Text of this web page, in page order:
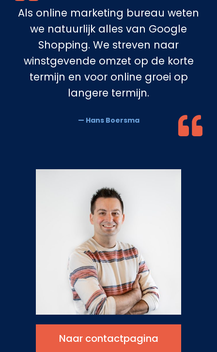
Als online marketing bureau weten
we natuurlijk alles van Google
Shopping. We streven naar
winstgevende omzet op de korte
termijn en voor online groei op
langere termijn.
— Hans Boersma
Naar contactpagina